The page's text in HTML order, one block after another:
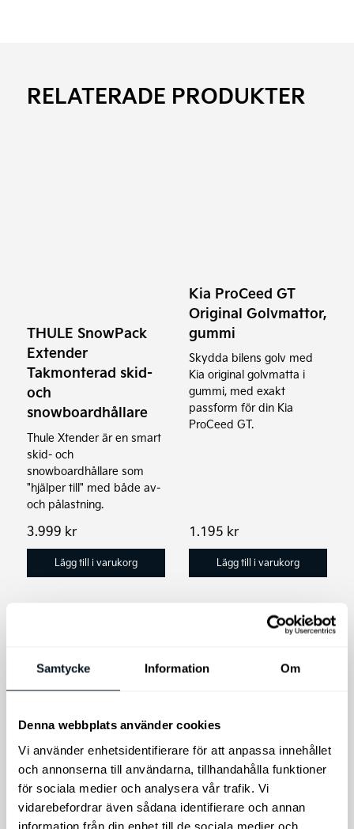
Samtycke Information Om
Denna webbplats använder cookies
Vi använder enhetsidentifierare för att anpassa innehållet
och annonserna till användarna, tillhandahålla funktioner
för sociala medier och analysera vår trafik. Vi
vidarebefordrar även sådana identifierare och annan
information från din enhet till de sociala medier och
RELATERADE PRODUKTER
THULE SnowPack
Extender
Takmonterad skid-
och
snowboardhållare
Thule Xtender är en smart
skid- och
snowboardhållare som
"hjälper till" med både av-
och pålastning.
3.999 kr
Lägg till i varukorg
Kia ProCeed GT
Original Golvmattor,
gummi
Skydda bilens golv med
Kia original golvmatta i
gummi, med exakt
passform för din Kia
ProCeed GT.
1.195 kr
Lägg till i varukorg
Kia Stonic Original
Lasthållare,
aluminium
Kia original takräcken i
THULE FreeRide
Takmonterad
Cykelhållare
Thule FreeRide - den